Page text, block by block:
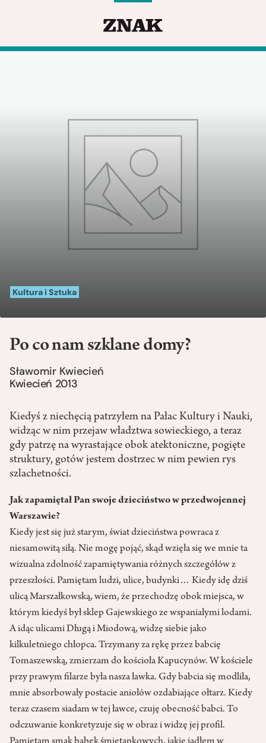
Kultura i Sztuka
Po co nam szklane domy?
Sławomir Kwiecień
Kwiecień 2013
Kiedyś z niechęcią patrzyłem na Pałac Kultury i Nauki,
widząc w nim przejaw władztwa sowieckiego, a teraz
gdy patrzę na wyrastające obok atektoniczne, pogięte
struktury, gotów jestem dostrzec w nim pewien rys
szlachetności.
Jak zapamiętał Pan swoje dzieciństwo w przedwojennej
Warszawie?
Kiedy jest się już starym, świat dzieciństwa powraca z
niesamowitą siłą. Nie mogę pojąć, skąd wzięła się we mnie ta
wizualna zdolność zapamiętywania różnych szczegółów z
przeszłości. Pamiętam ludzi, ulice, budynki… Kiedy idę dziś
ulicą Marszałkowską, wiem, że przechodzę obok miejsca, w
którym kiedyś był sklep Gajewskiego ze wspaniałymi lodami.
A idąc ulicami Długą i Miodową, widzę siebie jako
kilkuletniego chłopca. Trzymany za rękę przez babcię
Tomaszewską, zmierzam do kościoła Kapucynów. W kościele
przy prawym filarze była nasza ławka. Gdy babcia się modliła,
mnie absorbowały postacie aniołów ozdabiające ołtarz. Kiedy
teraz czasem siadam w tej ławce, czuję obecność babci. To
odczuwanie konkretyzuje się w obraz i widzę jej profil.